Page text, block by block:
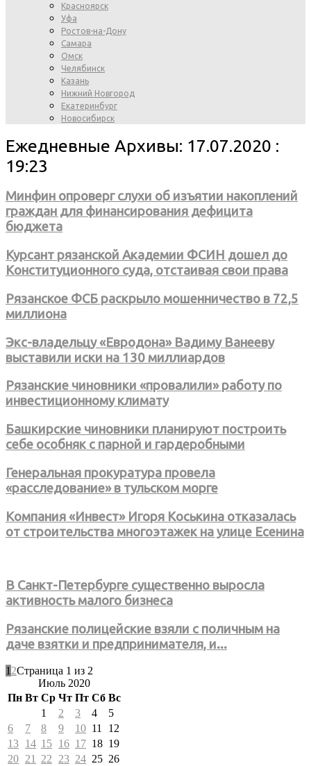
Красноярск
Уфа
Ростов-на-Дону
Самара
Омск
Челябинск
Казань
Нижний Новгород
Екатеринбург
Новосибирск
Ежедневные Архивы: 17.07.2020 :
19:23
Минфин опроверг слухи об изъятии накоплений
граждан для финансирования дефицита
бюджета
Курсант рязанской Академии ФСИН дошел до
Конституционного суда, отстаивая свои права
Рязанское ФСБ раскрыло мошенничество в 72,5
миллиона
Экс-владельцу «Евродона» Вадиму Ванееву
выставили иски на 130 миллиардов
Рязанские чиновники «провалили» работу по
инвестиционному климату
Башкирские чиновники планируют построить
себе особняк с парной и гардеробными
Генеральная прокуратура провела
«расследование» в тульском морге
Компания «Инвест» Игоря Коськина отказалась
от строительства многоэтажек на улице Есенина
В Санкт-Петербурге существенно выросла
активность малого бизнеса
Рязанские полицейские взяли с поличным на
даче взятки и предпринимателя, и...
1 2Страница 1 из 2
Июль 2020
Пн Вт Ср Чт Пт Сб Вс
1
2 3 4
5
6
7 8 9 10 11
12
13 14 15 16 17 18 19
20 21 22 23 24 25 26